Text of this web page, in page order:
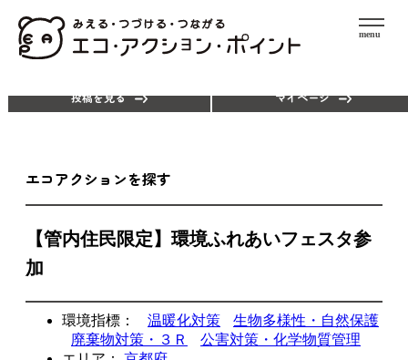
menu
投稿を見る
マイページ
エコアクションを探す
【管内住民限定】環境ふれあいフェスタ参
加
環境指標： 温暖化対策
生物多様性・自然保護
廃棄物対策・３Ｒ
公害対策・化学物質管理